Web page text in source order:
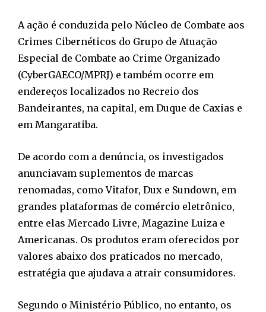
A ação é conduzida pelo Núcleo de Combate aos
Crimes Cibernéticos do Grupo de Atuação
Especial de Combate ao Crime Organizado
(CyberGAECO/MPRJ) e também ocorre em
endereços localizados no Recreio dos
Bandeirantes, na capital, em Duque de Caxias e
em Mangaratiba.
De acordo com a denúncia, os investigados
anunciavam suplementos de marcas
renomadas, como Vitafor, Dux e Sundown, em
grandes plataformas de comércio eletrônico,
entre elas Mercado Livre, Magazine Luiza e
Americanas. Os produtos eram oferecidos por
valores abaixo dos praticados no mercado,
estratégia que ajudava a atrair consumidores.
Segundo o Ministério Público, no entanto, os